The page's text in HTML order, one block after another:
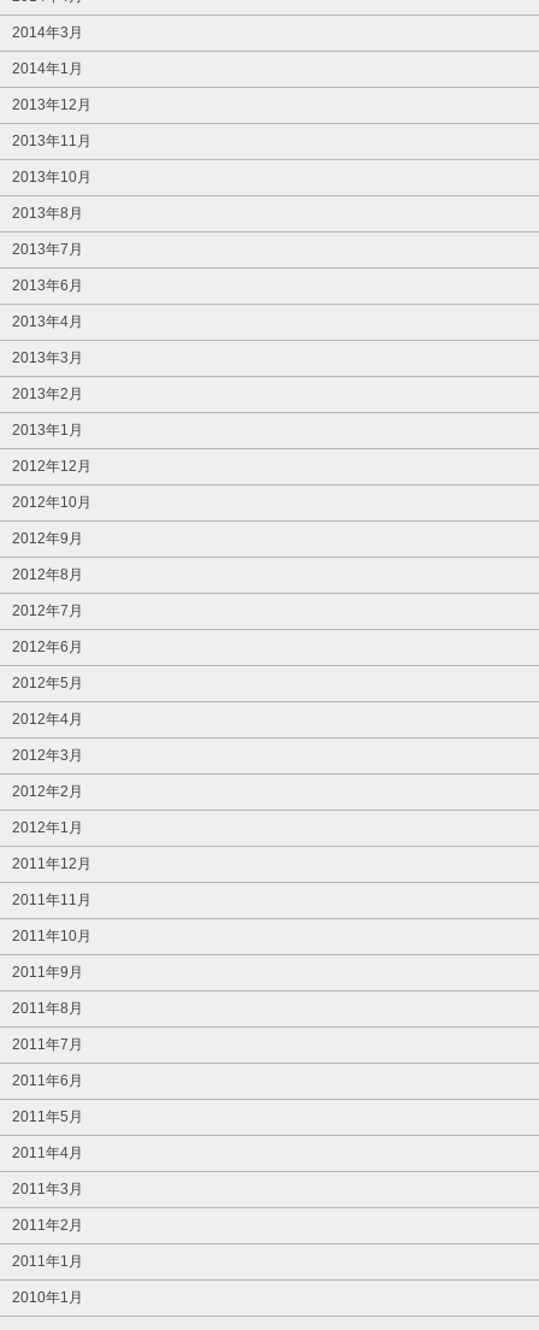
2014年3月
2014年1月
2013年12月
2013年11月
2013年10月
2013年8月
2013年7月
2013年6月
2013年4月
2013年3月
2013年2月
2013年1月
2012年12月
2012年10月
2012年9月
2012年8月
2012年7月
2012年6月
2012年5月
2012年4月
2012年3月
2012年2月
2012年1月
2011年12月
2011年11月
2011年10月
2011年9月
2011年8月
2011年7月
2011年6月
2011年5月
2011年4月
2011年3月
2011年2月
2011年1月
2010年1月